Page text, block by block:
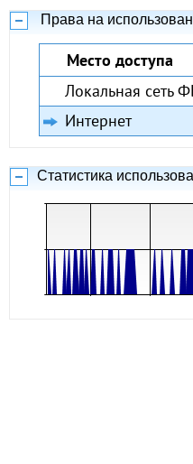
Права на
Место доступа
Локальная сеть
Интернет
Статистика